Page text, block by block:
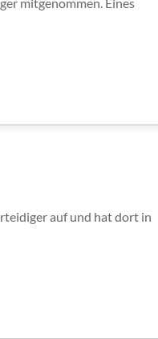
auf und hat dort in